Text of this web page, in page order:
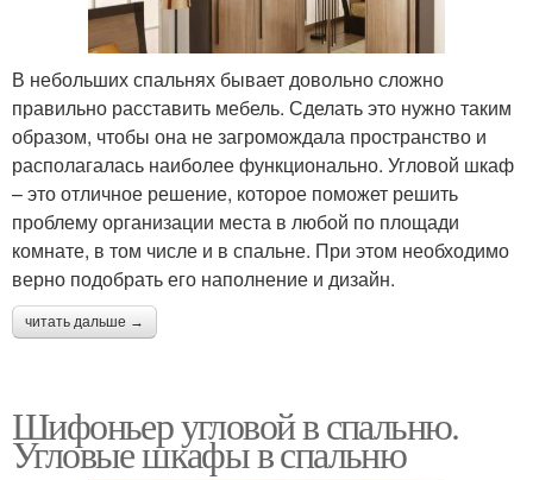
В небольших спальнях бывает довольно сложно
правильно расставить мебель. Сделать это нужно таким
образом, чтобы она не загромождала пространство и
располагалась наиболее функционально. Угловой шкаф
– это отличное решение, которое поможет решить
проблему организации места в любой по площади
комнате, в том числе и в спальне. При этом необходимо
верно подобрать его наполнение и дизайн.
читать дальше →
Шифоньер угловой в спальню.
Угловые шкафы в спальню